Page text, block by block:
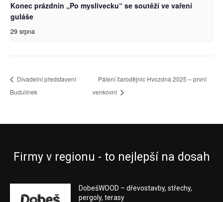
Konec prázdnin „Po myslivecku“ se soutěží ve vaření
guláše
29 srpna
Divadelní představení
Budulínek
Pálení čarodějnic Hvozdná 2025 – první
venkovní
Firmy v regionu - to nejlepší na dosah
DobešWOOD – dřevostavby, střechy,
pergoly, terasy